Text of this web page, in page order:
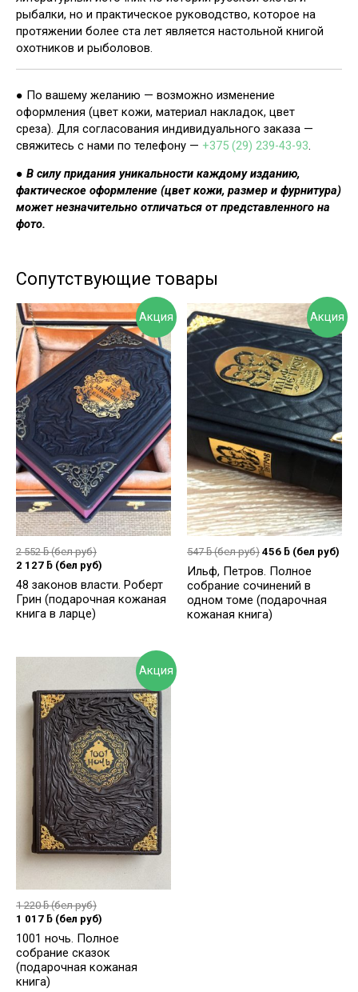
рыбалки, но и практическое руководство, которое на
протяжении более ста лет является настольной книгой
охотников и рыболовов.
● По вашему желанию — возможно изменение
оформления (цвет кожи, материал накладок, цвет
среза). Для согласования индивидуального заказа —
свяжитесь с нами по телефону — +375 (29) 239-43-93.
● В силу придания уникальности каждому изданию,
фактическое оформление (цвет кожи, размер и фурнитура)
может незначительно отличаться от представленного на
фото.
Сопутствующие товары
Акция
2 552ƃ(бел руб)
2 127 ƃ (бел руб)
48 законов власти. Роберт
Грин (подарочная кожаная
книга в ларце)
Акция
547ƃ(бел руб) 456 ƃ (бел руб)
Ильф, Петров. Полное
собрание сочинений в
одном томе (подарочная
кожаная книга)
Акция
1 220ƃ(бел руб)
1 017 ƃ (бел руб)
1001 ночь. Полное
собрание сказок
(подарочная кожаная
книга)